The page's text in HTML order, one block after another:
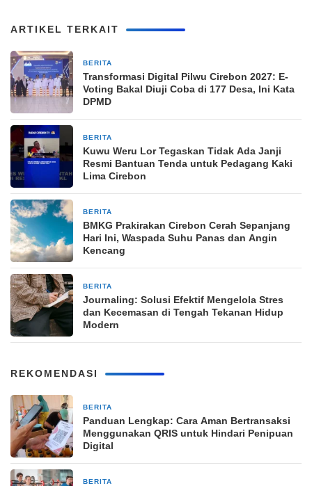
ARTIKEL TERKAIT
BERITA
Transformasi Digital Pilwu Cirebon 2027: E-
Voting Bakal Diuji Coba di 177 Desa, Ini Kata
DPMD
BERITA
Kuwu Weru Lor Tegaskan Tidak Ada Janji
Resmi Bantuan Tenda untuk Pedagang Kaki
Lima Cirebon
BERITA
BMKG Prakirakan Cirebon Cerah Sepanjang
Hari Ini, Waspada Suhu Panas dan Angin
Kencang
BERITA
Journaling: Solusi Efektif Mengelola Stres
dan Kecemasan di Tengah Tekanan Hidup
Modern
REKOMENDASI
BERITA
Panduan Lengkap: Cara Aman Bertransaksi
Menggunakan QRIS untuk Hindari Penipuan
Digital
BERITA